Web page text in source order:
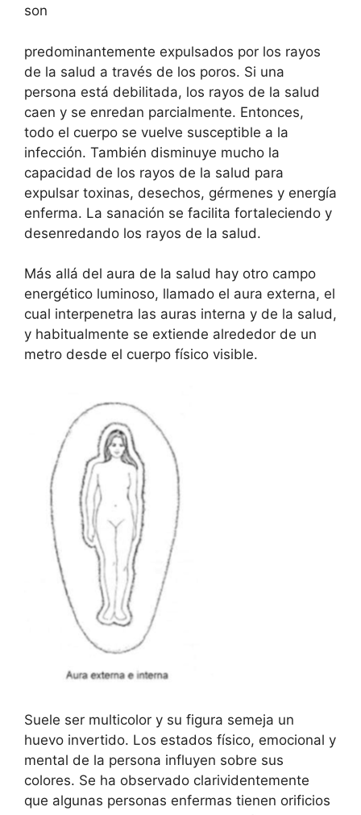
son
predominantemente expulsados por los rayos
de la salud a través de los poros. Si una
persona está debilitada, los rayos de la salud
caen y se enredan parcialmente. Entonces,
todo el cuerpo se vuelve susceptible a la
infección. También disminuye mucho la
capacidad de los rayos de la salud para
expulsar toxinas, desechos, gérmenes y energía
enferma. La sanación se facilita fortaleciendo y
desenredando los rayos de la salud.
Más allá del aura de la salud hay otro campo
energético luminoso, llamado el aura externa, el
cual interpenetra las auras interna y de la salud,
y habitualmente se extiende alrededor de un
metro desde el cuerpo físico visible.
Suele ser multicolor y su figura semeja un
huevo invertido. Los estados físico, emocional y
mental de la persona influyen sobre sus
colores. Se ha observado clarividentemente
que algunas personas enfermas tienen orificios